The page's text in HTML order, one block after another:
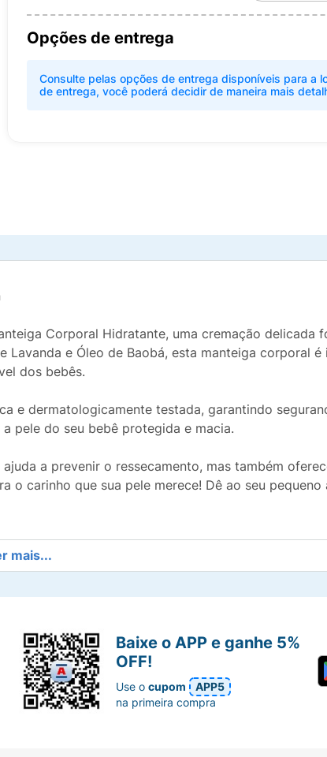
Opções de entrega
Consulte pelas opções de entrega disponíveis para a
de entrega, você poderá decidir de maneira mais
Corporal Hidratante, uma cremação delicada
e Óleo de Baobá, esta manteiga corporal é
dos bebês.
e dermatologicamente testada, garantindo
pele do seu bebê protegida e macia.
a prevenir o ressecamento, mas também
o carinho que sua pele merece! Dê ao seu
mais...
Baixe o APP e ganhe 5%
OFF!
Use ocupom
APP5
na primeira compra